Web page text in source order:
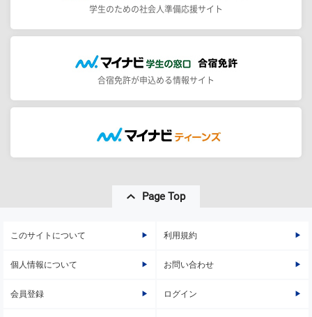
学生のための社会人準備応援サイト
合宿免許が申込める情報サイト
Page Top
このサイトについて 利用規約
個人情報について お問い合わせ
会員登録 ログイン